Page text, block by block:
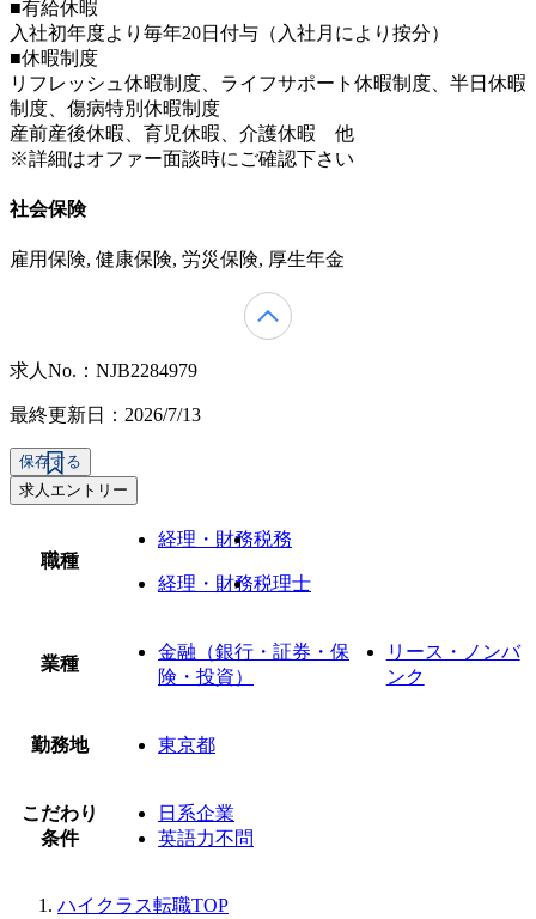
■有給休暇
入社初年度より毎年20日付与（入社月により按分）
■休暇制度
リフレッシュ休暇制度、ライフサポート休暇制度、半日休暇
制度、傷病特別休暇制度
産前産後休暇、育児休暇、介護休暇 他
※詳細はオファー面談時にご確認下さい
社会保険
雇用保険, 健康保険, 労災保険, 厚生年金
求人No.：NJB2284979
最終更新日：2026/7/13
保存する
求人エントリー
職種
経理・財務税務
経理・財務税理士
業種
金融（銀行・証券・保
険・投資）
リース・ノンバ
ンク
勤務地 東京都
こだわり
条件
日系企業
英語力不問
ハイクラス転職TOP